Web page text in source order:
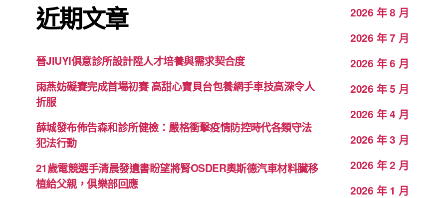
近期文章
晉JIUYI俱意診所設計陞人才培養與需求契合度
雨燕妨礙賽完成首場初賽 高甜心寶貝台包養網手車技高深令人
折服
薛城發布佈告森和診所健檢：嚴格衝擊疫情防控時代各類守法
犯法行動
21歲電競選手清晨發遺書盼望將腎OSDER奧斯德汽車材料臟移
植給父親，俱樂部回應
2026 年 8 月
2026 年 7 月
2026 年 6 月
2026 年 5 月
2026 年 4 月
2026 年 3 月
2026 年 2 月
2026 年 1 月